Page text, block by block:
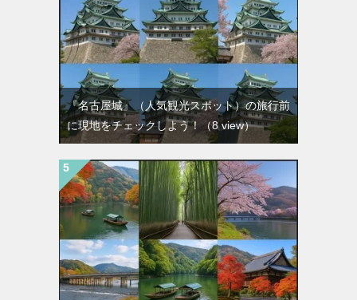
『名古屋城』（人気観光スポット）の旅行前
に現地をチェックしよう！ （8 view）